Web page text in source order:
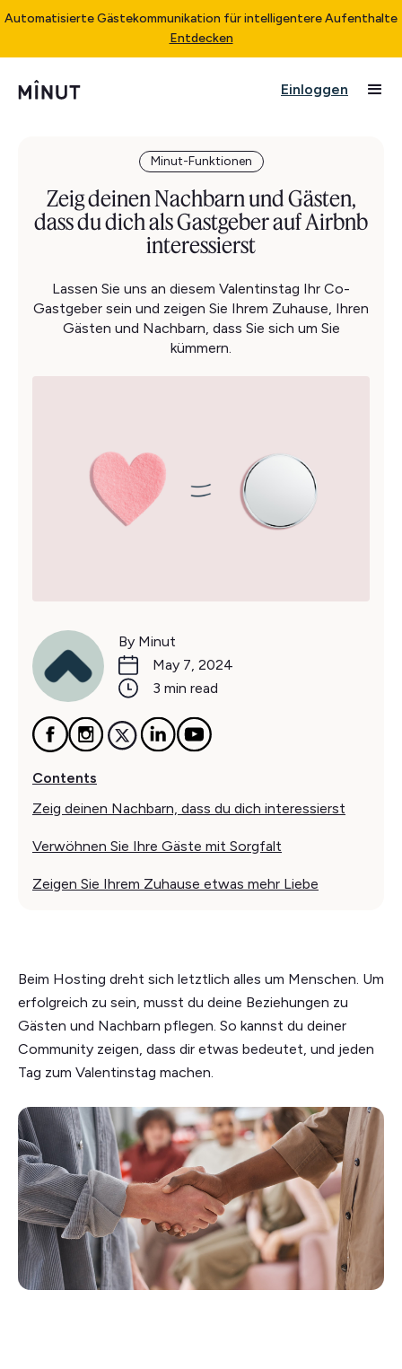
Automatisierte Gästekommunikation für intelligentere Aufenthalte
Entdecken
Einloggen
Minut-Funktionen
Zeig deinen Nachbarn und Gästen,
dass du dich als Gastgeber auf Airbnb
interessierst
Lassen Sie uns an diesem Valentinstag Ihr Co-
Gastgeber sein und zeigen Sie Ihrem Zuhause, Ihren
Gästen und Nachbarn, dass Sie sich um Sie
kümmern.
By Minut
May 7, 2024
3 min read
Contents
Zeig deinen Nachbarn, dass du dich interessierst
Verwöhnen Sie Ihre Gäste mit Sorgfalt
Zeigen Sie Ihrem Zuhause etwas mehr Liebe
Beim Hosting dreht sich letztlich alles um Menschen. Um
erfolgreich zu sein, musst du deine Beziehungen zu
Gästen und Nachbarn pflegen. So kannst du deiner
Community zeigen, dass dir etwas bedeutet, und jeden
Tag zum Valentinstag machen.